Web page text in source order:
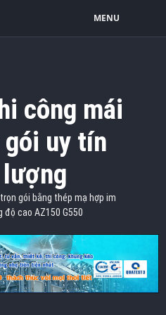
MENU
công mái
uy tín
gói bằng thép mạ hợp im
độ cao AZ150 G550